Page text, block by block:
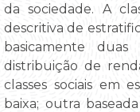
da sociedade. A
descritiva de
basicamente
distribuição de
classes sociais em
baixa; outra